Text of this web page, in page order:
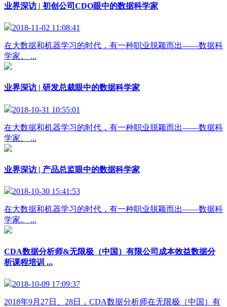
业界深访 | 初创公司CDO眼中的数据科学家
2018-11-02 11:08:41
在大数据和机器学习的时代，有一种职业脱颖而出——数据科
学家。 ...
业界深访 | 研发总裁眼中的数据科学家
2018-10-31 10:55:01
在大数据和机器学习的时代，有一种职业脱颖而出——数据科
学家。 ...
业界深访 | 产品总监眼中的数据科学家
2018-10-30 15:41:53
在大数据和机器学习的时代，有一种职业脱颖而出——数据科
学家。 ...
CDA数据分析师&无限极（中国）有限公司成本效益数据分
析课程培训 ...
2018-10-09 17:09:37
2018年9月27日、28日，CDA数据分析师在无限极（中国）有